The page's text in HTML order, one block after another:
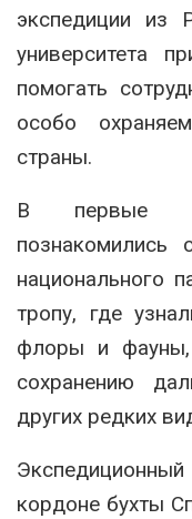
экспедиции
университета
помогать
особо
страны.
В первые
познакомились
национального
тропу, где
флоры и
сохранению
других редких
кордоне бухты